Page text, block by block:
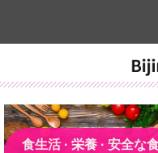
食生活 · 栄養 · 安全な食